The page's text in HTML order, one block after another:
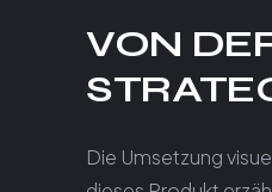
VON
Die Umsetzung